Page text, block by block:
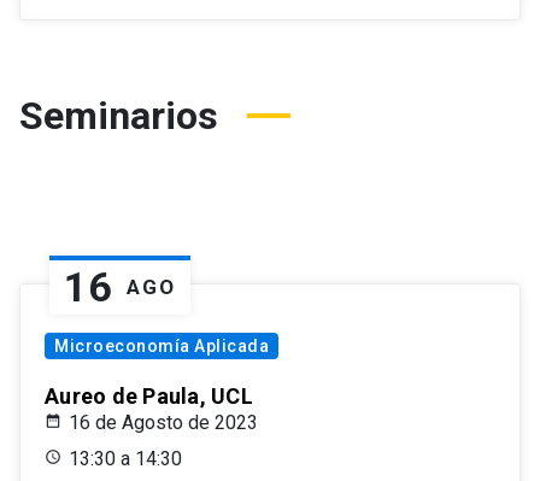
Seminarios
16 AGO
Microeconomía Aplicada
Aureo de Paula, UCL
16 de Agosto de 2023
13:30 a 14:30